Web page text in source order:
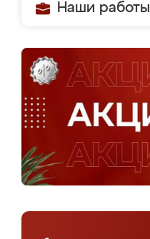
Наши работы